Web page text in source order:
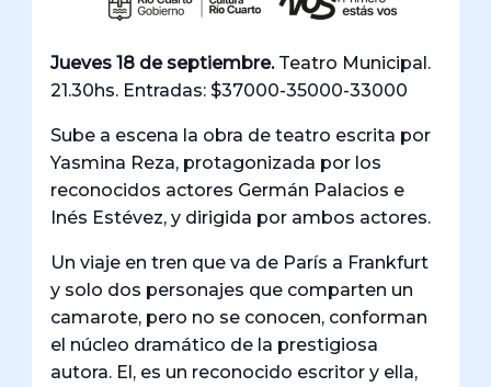
Jueves 18 de septiembre.Teatro Municipal.
21.30hs. Entradas: $37000-35000-33000
Sube a escena la obra de teatro escrita por
Yasmina Reza, protagonizada por los
reconocidos actores Germán Palacios e
Inés Estévez, y dirigida por ambos actores.
Un viaje en tren que va de París a Frankfurt
y solo dos personajes que comparten un
camarote, pero no se conocen, conforman
el núcleo dramático de la prestigiosa
autora. El, es un reconocido escritor y ella,